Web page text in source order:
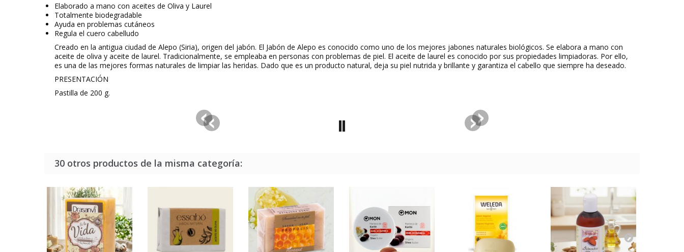
Elaborado a mano con aceites de Oliva y Laurel
Totalmente biodegradable
Ayuda en problemas cutáneos
Regula el cuero cabelludo
Creado en la antigua ciudad de Alepo (Siria), origen del jabón. El Jabón de Alepo es conocido como uno de los mejores jabones naturales biológicos. Se elabora a mano con
aceite de oliva y aceite de laurel. Tradicionalmente, se empleaba en personas con problemas de piel. El aceite de laurel es conocido por sus propiedades limpiadoras. Por ello,
es una de las mejores formas naturales de limpiar las heridas. Dado que es un producto natural, deja su piel nutrida y brillante y garantiza el cabello que siempre ha deseado.
PRESENTACIÓN
Pastilla de 200 g.
30 otros productos de la misma categoría: